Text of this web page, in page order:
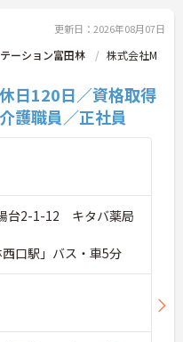
更新日：2026年08月07日
ーション富田林
株式会社M
日120日／資格取得
護職員／正社員
台2-1-12 キタバ薬局
口駅」バス・車5分